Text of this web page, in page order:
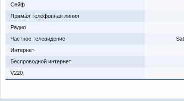
​Сейф
​Прямая телефонная линия
​Радио
​Частное телевидение
​Интернет
​Беспроводной интернет
​V220